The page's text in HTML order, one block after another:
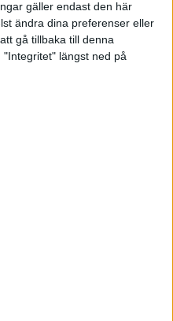
gäller endast den här
ändra dina preferenser eller
gå tillbaka till denna
längst ned på
av sjukdomen.
och kvinnliga chefer
med någon som mår